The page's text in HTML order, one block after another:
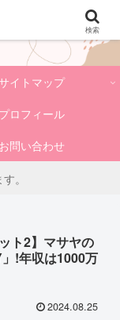
イトマップ
プロフィール
お問い合わせ
。
ト2】マサヤの
!年収は1000万
2024.08.25
検索